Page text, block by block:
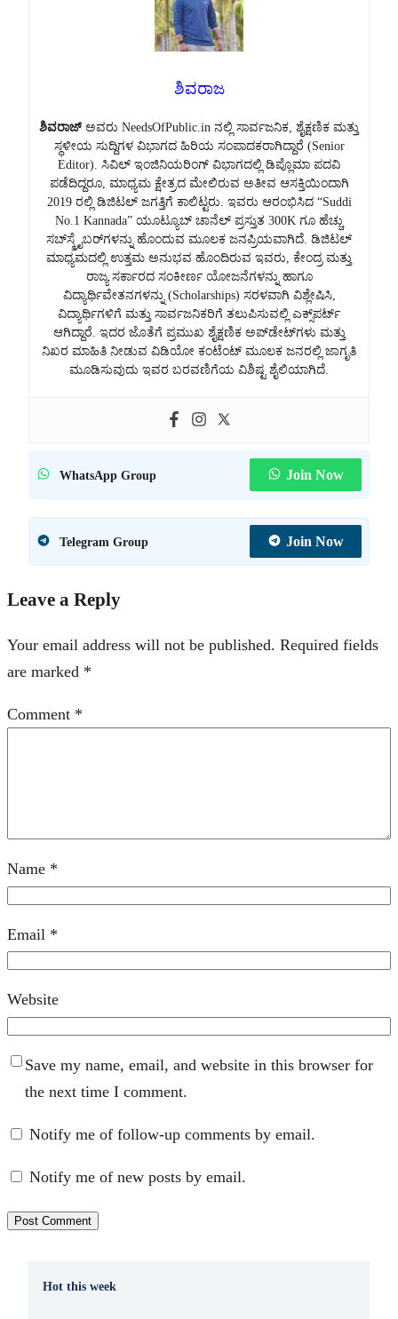
ಶಿವರಾಜ
ಶಿವರಾಜ್ಅವರು NeedsOfPublic.in ನಲ್ಲಿ ಸಾರ್ವಜನಿಕ, ಶೈಕ್ಷಣಿಕ ಮತ್ತು
ಸ್ಥಳೀಯ ಸುದ್ದಿಗಳ ವಿಭಾಗದ ಹಿರಿಯ ಸಂಪಾದಕರಾಗಿದ್ದಾರೆ (Senior
Editor). ಸಿವಿಲ್ ಇಂಜಿನಿಯರಿಂಗ್ ವಿಭಾಗದಲ್ಲಿ ಡಿಪ್ಲೊಮಾ ಪದವಿ
ಪಡೆದಿದ್ದರೂ, ಮಾಧ್ಯಮ ಕ್ಷೇತ್ರದ ಮೇಲಿರುವ ಅತೀವ ಆಸಕ್ತಿಯಿಂದಾಗಿ
2019 ರಲ್ಲಿ ಡಿಜಿಟಲ್ ಜಗತ್ತಿಗೆ ಕಾಲಿಟ್ಟರು. ಇವರು ಆರಂಭಿಸಿದ “Suddi
No.1 Kannada” ಯೂಟ್ಯೂಬ್ ಚಾನೆಲ್ ಪ್ರಸ್ತುತ 300K ಗೂ ಹೆಚ್ಚು
ಸಬ್‌ಸ್ಕ್ರೈಬರ್‌ಗಳನ್ನು ಹೊಂದುವ ಮೂಲಕ ಜನಪ್ರಿಯವಾಗಿದೆ. ಡಿಜಿಟಲ್
ಮಾಧ್ಯಮದಲ್ಲಿ ಉತ್ತಮ ಅನುಭವ ಹೊಂದಿರುವ ಇವರು, ಕೇಂದ್ರ ಮತ್ತು
ರಾಜ್ಯ ಸರ್ಕಾರದ ಸಂಕೀರ್ಣ ಯೋಜನೆಗಳನ್ನು ಹಾಗೂ
ವಿದ್ಯಾರ್ಥಿವೇತನಗಳನ್ನು (Scholarships) ಸರಳವಾಗಿ ವಿಶ್ಲೇಷಿಸಿ,
ವಿದ್ಯಾರ್ಥಿಗಳಿಗೆ ಮತ್ತು ಸಾರ್ವಜನಿಕರಿಗೆ ತಲುಪಿಸುವಲ್ಲಿ ಎಕ್ಸ್‌ಪರ್ಟ್
ಆಗಿದ್ದಾರೆ. ಇದರ ಜೊತೆಗೆ ಪ್ರಮುಖ ಶೈಕ್ಷಣಿಕ ಅಪ್‌ಡೇಟ್‌ಗಳು ಮತ್ತು
ನಿಖರ ಮಾಹಿತಿ ನೀಡುವ ವಿಡಿಯೋ ಕಂಟೆಂಟ್ ಮೂಲಕ ಜನರಲ್ಲಿ ಜಾಗೃತಿ
ಮೂಡಿಸುವುದು ಇವರ ಬರವಣಿಗೆಯ ವಿಶಿಷ್ಟ ಶೈಲಿಯಾಗಿದೆ.
WhatsApp Group Join Now
Telegram Group Join Now
Leave a Reply
Your email address will not be published. Required fields
are marked *
Comment *
Name *
Email *
Website
Save my name, email, and website in this browser for
the next time I comment.
Notify me of follow-up comments by email.
Notify me of new posts by email.
Hot this week